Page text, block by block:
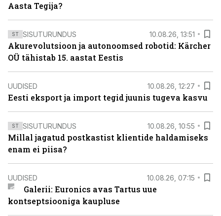
Aasta Tegija?
ST SISUTURUNDUS 10.08.26, 13:51
Akurevolutsioon ja autonoomsed robotid: Kärcher
OÜ tähistab 15. aastat Eestis
UUDISED 10.08.26, 12:27
Eesti eksport ja import tegid juunis tugeva kasvu
ST SISUTURUNDUS 10.08.26, 10:55
Millal jagatud postkastist klientide haldamiseks
enam ei piisa?
UUDISED 10.08.26, 07:15
Galerii: Euronics avas Tartus uue
kontseptsiooniga kaupluse